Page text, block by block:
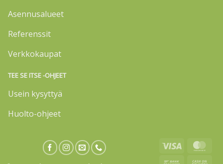
Asennusalueet
Referenssit
Verkkokaupat
TEE SE ITSE -OHJEET
Usein kysyttyä
Huolto-ohjeet
Visa
Bank